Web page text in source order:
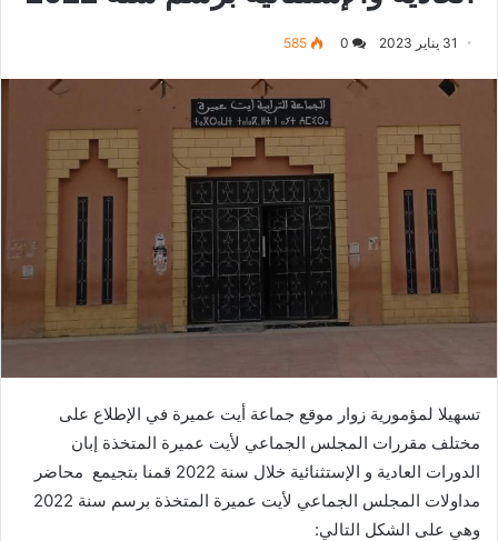
31 يناير 2023 0
585
تسهيلا لمؤمورية زوار موقع جماعة أيت عميرة في الإطلاع على
مختلف مقررات المجلس الجماعي لأيت عميرة المتخذة إبان
الدورات العادية و الإستثنائية خلال سنة 2022 قمنا بتجيمع محاضر
مداولات المجلس الجماعي لأيت عميرة المتخذة برسم سنة 2022
وهي على الشكل التالي: